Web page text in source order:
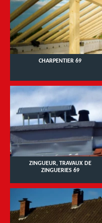
CHARPENTIER 69
ZINGUEUR, TRAVAUX DE
ZINGUERIES 69